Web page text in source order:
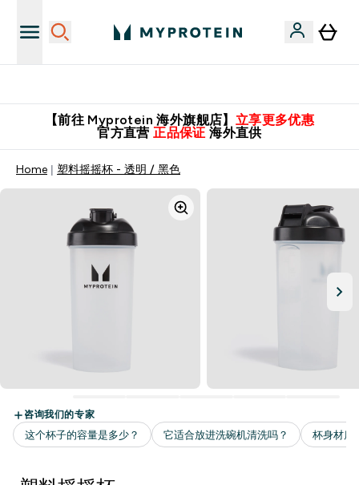
【前往 Myprotein 海外旗舰店】 立享更多优惠
官方直营 正品保证 海外直供
Home 塑料摇摇杯 - 透明 / 黑色